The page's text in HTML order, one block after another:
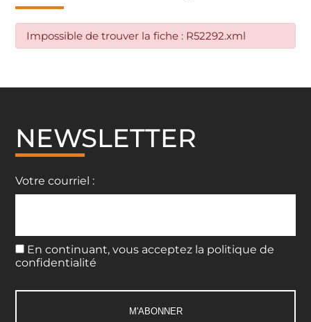
Impossible de trouver la fiche : R52292.xml
NEWSLETTER
Votre courriel :
En continuant, vous acceptez la politique de
confidentialité